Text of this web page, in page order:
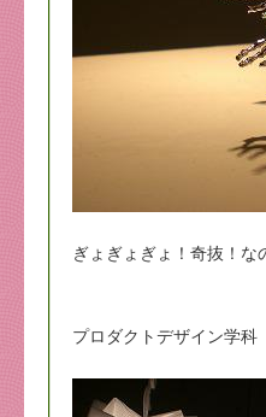
ぎょぎょぎょ！奇抜！
プロダクトデザイン学